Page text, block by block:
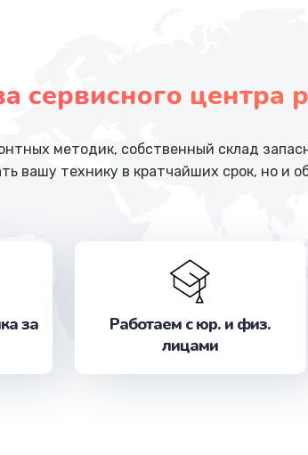
сервисного центра
методик, собственный склад
вашу технику в кратчайших срок, но и
за
Работаем с юр. и физ.
лицами